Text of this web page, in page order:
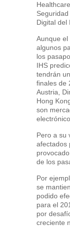
Digital del
Aunque el
algunos
los
IHS
tendrán
finales de
Austria,
Hong
son
Pero a su
afectados
de los
Por
se
podido
para el
por
creciente